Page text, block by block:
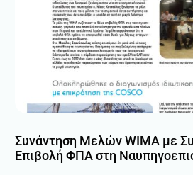
Συνάντηση Μελών WIMA με
Επιβολή ΦΠΑ στη